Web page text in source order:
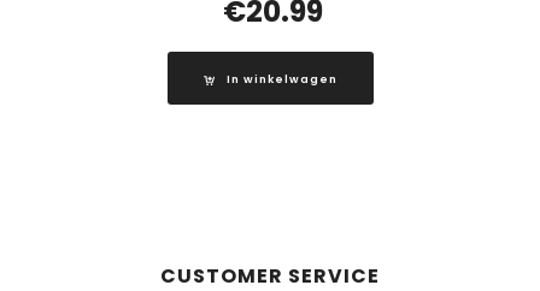
€20.99
In winkelwagen
CUSTOMER SERVICE